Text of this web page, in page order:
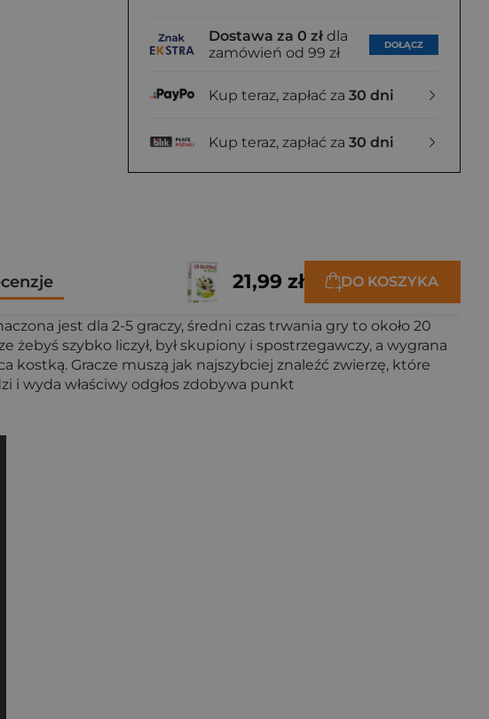
Dostawa za 0 zł dla
zamówień od 99 zł
DOŁĄCZ
Kup teraz, zapłać za 30 dni
Kup teraz, zapłać za 30 dni
21,99 zł DO KOSZYKA
jest dla 2-5 graczy, średni czas trwania gry to około 20
żebyś szybko liczył, był skupiony i spostrzegawczy, a wygrana
kostką. Gracze muszą jak najszybciej znaleźć zwierzę, które
i wyda właściwy odgłos zdobywa punkt